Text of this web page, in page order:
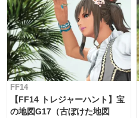
FF14
【FF14 トレジャーハント】宝
の地図G17（古ぼけた地図